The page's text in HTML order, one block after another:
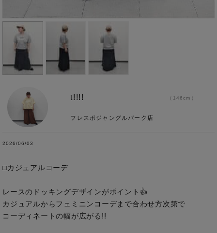
t!!!!
フレスポジャングルパーク店
146cm
2026/06/03
□カジュアルコーデ
レースのドッキングデザインがポイント👍
カジュアルからフェミニンコーデまで合わせ方次第で
コーディネートの幅が広がる!!